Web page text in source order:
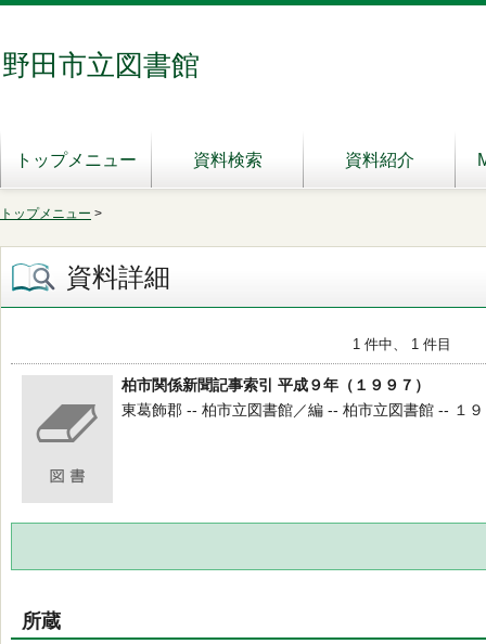
野田市立図書館
トップメニュー 資料検索 資料紹介
トップメニュー >
資料詳細
1 件中、 1 件目
柏市関係新聞記事索引 平成９年（１９９７）
東葛飾郡 -- 柏市立図書館／編 -- 柏市立図書館 -- １
所蔵